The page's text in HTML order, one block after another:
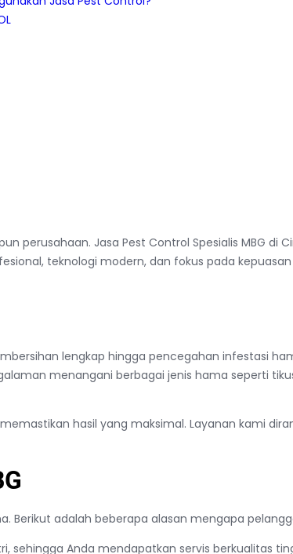
Jasa Pest Control Spesialis MBG di
teknologi modern, dan fokus pada
lengkap hingga pencegahan infestasi
menangani berbagai jenis hama seperti
hasil yang maksimal. Layanan kami
Berikut adalah beberapa alasan mengapa
sehingga Anda mendapatkan servis berkualitas